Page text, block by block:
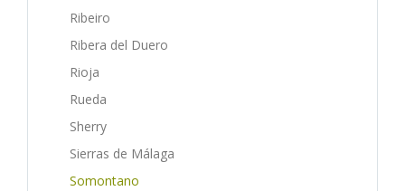
Ribeiro
Ribera del Duero
Rioja
Rueda
Sherry
Sierras de Málaga
Somontano